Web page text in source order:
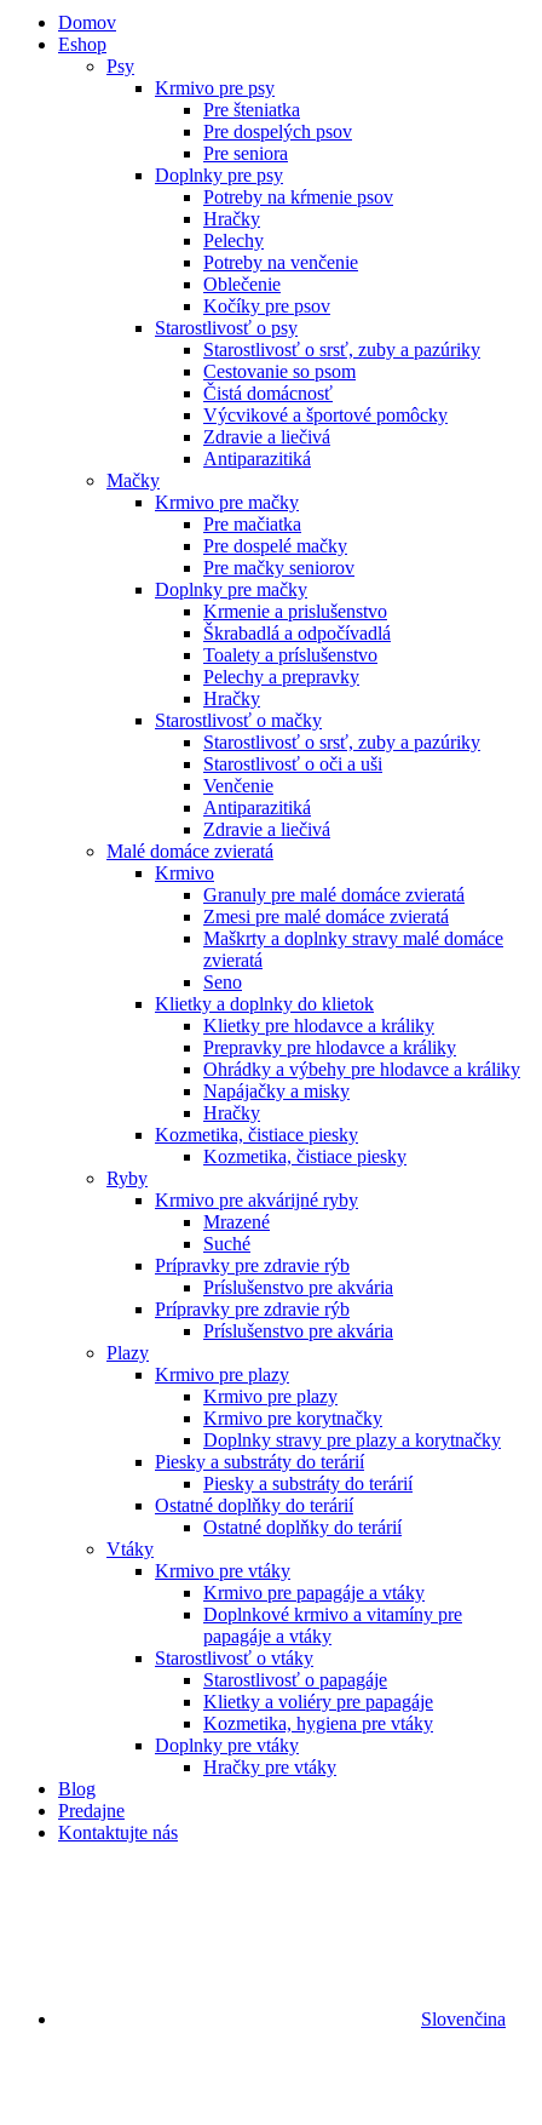
Domov
Eshop
Psy
Krmivo pre psy
Pre šteniatka
Pre dospelých psov
Pre seniora
Doplnky pre psy
Potreby na kŕmenie psov
Hračky
Pelechy
Potreby na venčenie
Oblečenie
Kočíky pre psov
Starostlivosť o psy
Starostlivosť o srsť, zuby a pazúriky
Cestovanie so psom
Čistá domácnosť
Výcvikové a športové pomôcky
Zdravie a liečivá
Antiparazitiká
Mačky
Krmivo pre mačky
Pre mačiatka
Pre dospelé mačky
Pre mačky seniorov
Doplnky pre mačky
Krmenie a prislušenstvo
Škrabadlá a odpočívadlá
Toalety а príslušenstvo
Pelechy a prepravky
Hračky
Starostlivosť o mačky
Starostlivosť o srsť, zuby a pazúriky
Starostlivosť o oči a uši
Venčenie
Antiparazitiká
Zdravie a liečivá
Malé domáce zvieratá
Krmivo
Granuly pre malé domáce zvieratá
Zmesi pre malé domáce zvieratá
Maškrty a doplnky stravy malé domáce
zvieratá
Seno
Klietky a doplnky do klietok
Klietky pre hlodavce a králiky
Prepravky pre hlodavce a králiky
Ohrádky a výbehy pre hlodavce a králiky
Napájačky a misky
Hračky
Kozmetika, čistiace piesky
Kozmetika, čistiace piesky
Ryby
Krmivo pre akvárijné ryby
Mrazené
Suché
Prípravky pre zdravie rýb
Príslušenstvo pre akvária
Prípravky pre zdravie rýb
Príslušenstvo pre akvária
Plazy
Krmivo pre plazy
Krmivo pre plazy
Krmivo pre korytnačky
Doplnky stravy pre plazy a korytnačky
Piesky a substráty do terárií
Piesky a substráty do terárií
Ostatné doplňky do terárií
Ostatné doplňky do terárií
Vtáky
Krmivo pre vtáky
Krmivo pre papagáje a vtáky
Doplnkové krmivo a vitamíny pre
papagáje a vtáky
Starostlivosť o vtáky
Starostlivosť o papagáje
Klietky a voliéry pre papagáje
Kozmetika, hygiena pre vtáky
Doplnky pre vtáky
Hračky pre vtáky
Blog
Predajne
Kontaktujte nás
Slovenčina